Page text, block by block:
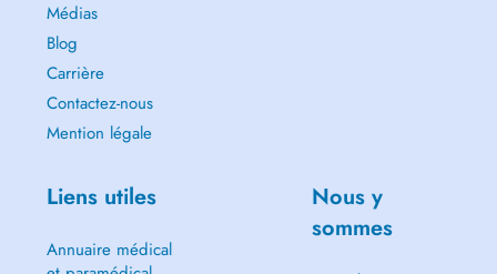
Médias
Blog
Carrière
Contactez-nous
Mention légale
Liens utiles
Annuaire médical
Nous y
sommes